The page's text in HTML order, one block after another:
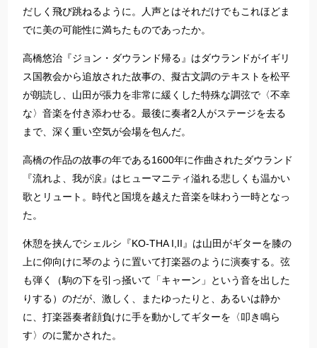
だしく飛び跳ねるように。人声とはそれだけでもこれほどま
でに美の可能性に満ちたものであったか。
高橋悠治『ジョン・ダウランド帰る』はダウランドがイギリ
ス国教会から追放された故事の、擬古文調のテキストを松平
が朗読し、山田が張力を非常に緩くした特殊な調弦で〈不幸
な〉音楽を付き添わせる。最後に奏者2人がステージを去る
まで、深く重い空気が会場を包んだ。
高橋の作品の故事の年である1600年に作曲されたダウランド
『流れよ、我が涙』はヒューマニティ溢れる悲しくも温かい
歌とリュート。時代と国境を越えた音楽を味わう一時となっ
た。
休憩を挟んでシェルシ『KO-THA I,II』は山田がギターを膝の
上に仰向けに琴のように置いて打楽器のように演奏する。弦
も弾く（駒の下を引っ掻いて「キャーン」という音を出した
りする）のだが、激しく、またゆったりと、あるいは静か
に、打楽器奏者顔負けに手を動かしてギターを〈叩き鳴ら
す〉のに驚かされた。